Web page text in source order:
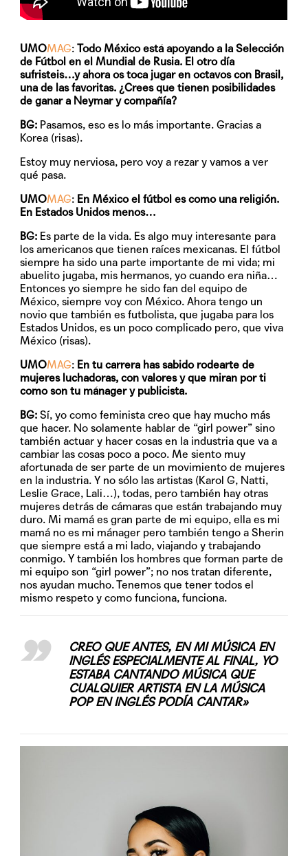
UMOMAG:Todo México está apoyando a la Selección
de Fútbol en el Mundial de Rusia. El otro día
sufristeis…y ahora os toca jugar en octavos con Brasil,
una de las favoritas. ¿Crees que tienen posibilidades
de ganar a Neymar y compañía?
BG: Pasamos, eso es lo más importante. Gracias a
Korea (risas).
Estoy muy nerviosa, pero voy a rezar y vamos a ver
qué pasa.
UMOMAG: En México el fútbol es como una religión.
En Estados Unidos menos…
BG: Es parte de la vida. Es algo muy interesante para
los americanos que tienen raíces mexicanas. El fútbol
siempre ha sido una parte importante de mi vida; mi
abuelito jugaba, mis hermanos, yo cuando era niña…
Entonces yo siempre he sido fan del equipo de
México, siempre voy con México. Ahora tengo un
novio que también es futbolista, que jugaba para los
Estados Unidos, es un poco complicado pero, que viva
México (risas).
UMOMAG: En tu carrera has sabido rodearte de
mujeres luchadoras, con valores y que miran por ti
como son tu mánager y publicista.
BG: Sí, yo como feminista creo que hay mucho más
que hacer. No solamente hablar de “girl power” sino
también actuar y hacer cosas en la industria que va a
cambiar las cosas poco a poco. Me siento muy
afortunada de ser parte de un movimiento de mujeres
en la industria. Y no sólo las artistas (Karol G, Natti,
Leslie Grace, Lali…), todas, pero también hay otras
mujeres detrás de cámaras que están trabajando muy
duro. Mi mamá es gran parte de mi equipo, ella es mi
mamá no es mi mánager pero también tengo a Sherin
que siempre está a mi lado, viajando y trabajando
conmigo. Y también los hombres que forman parte de
mi equipo son “girl power”; no nos tratan diferente,
nos ayudan mucho. Tenemos que tener todos el
mismo respeto y como funciona, funciona.
CREO QUE ANTES, EN MI MÚSICA EN
INGLÉS ESPECIALMENTE AL FINAL, YO
ESTABA CANTANDO MÚSICA QUE
CUALQUIER ARTISTA EN LA MÚSICA
POP EN INGLÉS PODÍA CANTAR»